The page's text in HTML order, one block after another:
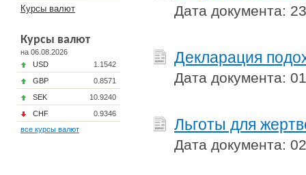
Курсы валют
Курсы валют
на 06.08.2026
USD
1.1542
GBP
0.8571
SEK
10.9240
CHF
0.9346
все курсы валют
Дата документа:
Декларация
Дата документа:
Льготы для
Дата документа: